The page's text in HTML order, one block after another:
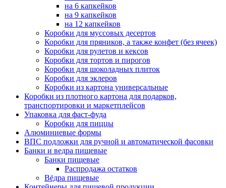
на 6 капкейков
на 9 капкейков
на 12 капкейков
Коробки для муссовых десертов
Коробки для пряников, а также конфет (без ячеек)
Коробки для рулетов и кексов
Коробки для тортов и пирогов
Коробки для шоколадных плиток
Коробки для эклеров
Коробки из картона универсальные
Коробки из плотного картона для подарков,
транспортировки и маркетплейсов
Упаковка для фаст-фуда
Коробки для пиццы
Алюминиевые формы
ВПС подложки для ручной и автоматической фасовки
Банки и ведра пищевые
Банки пищевые
Распродажа остатков
Вёдра пищевые